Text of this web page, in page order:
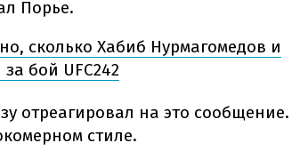
Порье.
сколько Хабиб Нурмагомедов и
бой UFC242
отреагировал на это
стиле.